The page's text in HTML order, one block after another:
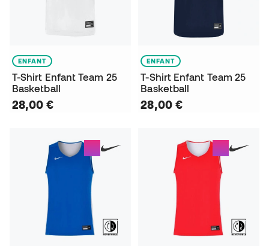
ENFANT
T-Shirt Enfant Team 25
Basketball
28,00 €
ENFANT
T-Shirt Enfant Team 25
Basketball
28,00 €